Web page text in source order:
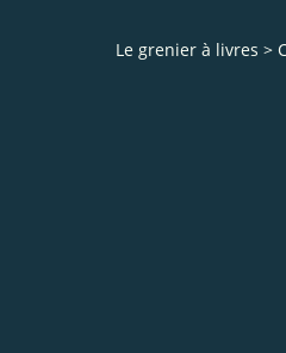
Le grenier à livres >